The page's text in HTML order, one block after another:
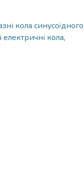
кола синусоїдного
кола,